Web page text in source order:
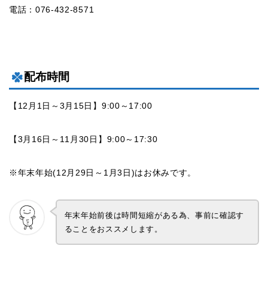
電話：076-432-8571
配布時間
【12月1日～3月15日】9:00～17:00
【3月16日～11月30日】9:00～17:30
※年末年始(12月29日～1月3日)はお休みです。
年末年始前後は時間短縮がある為、事前に確認す
ることをおススメします。